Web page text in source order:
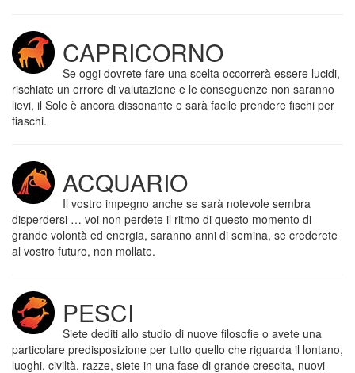
CAPRICORNO
Se oggi dovrete fare una scelta occorrerà essere lucidi,
rischiate un errore di valutazione e le conseguenze non saranno
lievi, il Sole è ancora dissonante e sarà facile prendere fischi per
fiaschi.
ACQUARIO
Il vostro impegno anche se sarà notevole sembra
disperdersi … voi non perdete il ritmo di questo momento di
grande volontà ed energia, saranno anni di semina, se crederete
al vostro futuro, non mollate.
PESCI
Siete dediti allo studio di nuove filosofie o avete una
particolare predisposizione per tutto quello che riguarda il lontano,
luoghi, civiltà, razze, siete in una fase di grande crescita, nuovi